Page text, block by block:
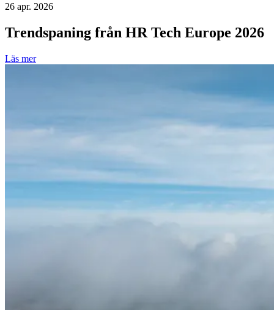
26 apr. 2026
Trendspaning från HR Tech Europe 2026
Läs mer